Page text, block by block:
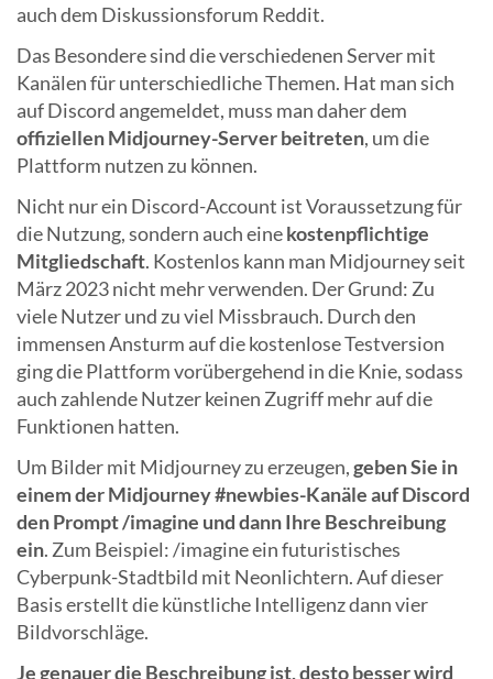
auch dem Diskussionsforum Reddit.
Das Besondere sind die verschiedenen Server mit
Kanälen für unterschiedliche Themen. Hat man sich
auf Discord angemeldet, muss man daher dem
offiziellen Midjourney-Server beitreten, um die
Plattform nutzen zu können.
Nicht nur ein Discord-Account ist Voraussetzung für
die Nutzung, sondern auch einekostenpflichtige
Mitgliedschaft. Kostenlos kann man Midjourney seit
März 2023 nicht mehr verwenden. Der Grund: Zu
viele Nutzer und zu viel Missbrauch. Durch den
immensen Ansturm auf die kostenlose Testversion
ging die Plattform vorübergehend in die Knie, sodass
auch zahlende Nutzer keinen Zugriff mehr auf die
Funktionen hatten.
Um Bilder mit Midjourney zu erzeugen,geben Sie in
einem der Midjourney #newbies-Kanäle auf Discord
den Prompt /imagine und dann Ihre Beschreibung
ein. Zum Beispiel: /imagine ein futuristisches
Cyberpunk-Stadtbild mit Neonlichtern. Auf dieser
Basis erstellt die künstliche Intelligenz dann vier
Bildvorschläge.
Je genauer die Beschreibung ist, desto besser wird